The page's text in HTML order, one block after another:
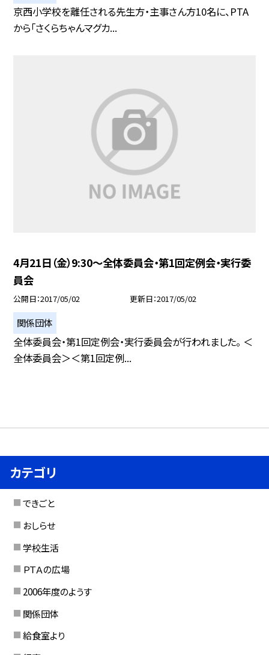
京西小学校を離任される先生方・主事さん方10名に、PTA
から「さくらちゃんマグカ...
4月21日（金）9:30〜全体委員会・第1回定例会・実行委
員会
公開日 2017/05/02 更新日 2017/05/02
関係団体
全体委員会・第1回定例会・実行委員会が行われました。 ＜
全体委員会＞＜第1回定例...
カテゴリ
できごと
おしらせ
学校生活
ＰＴＡの広場
2006年度のようす
関係団体
給食室より